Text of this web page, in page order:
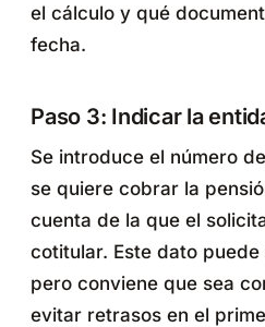
el cálculo y qué
fecha.
Paso 3: Indicar la
Se introduce el número
se quiere cobrar la
cuenta de la que el
cotitular. Este dato
pero conviene que sea
evitar retrasos en el